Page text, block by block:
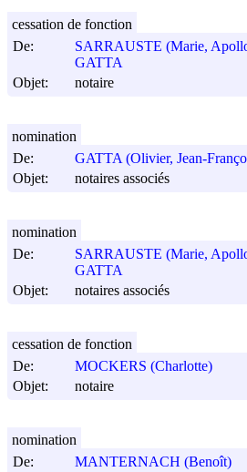
De:
SARRAUSTE (Marie,
GATTA
Objet:
notaire
cessation de fonction
De:
GATTA (Olivier, Jean-
Objet:
notaires associés
nomination
De:
SARRAUSTE (Marie,
GATTA
Objet:
notaires associés
nomination
De:
MOCKERS (Charlotte)
Objet:
notaire
cessation de fonction
De:
MANTERNACH (Benoît)
nomination